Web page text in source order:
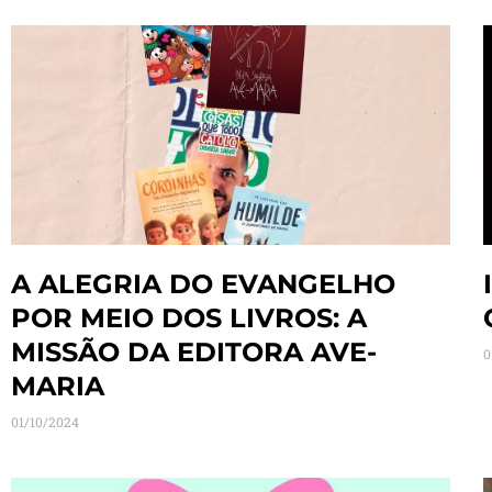
A ALEGRIA DO EVANGELHO
POR MEIO DOS LIVROS: A
MISSÃO DA EDITORA AVE-
MARIA
01/10/2024